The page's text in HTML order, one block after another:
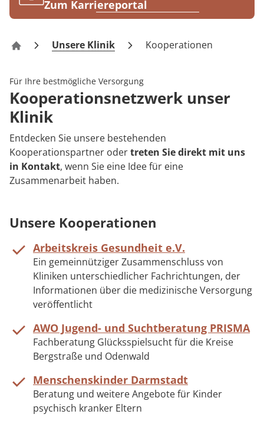
Blog
Karriere
Zum Karriereportal
Klinik Odenwald – Rehabilitation
Unsere Klinik Kooperationen
Für Ihre bestmögliche Versorgung
Kooperationsnetzwerk unser
Klinik
Entdecken Sie unsere bestehenden
Kooperationspartner odertreten Sie direkt mit uns
in Kontakt, wenn Sie eine Idee für eine
Zusammenarbeit haben.
Unsere Kooperationen
Arbeitskreis Gesundheit e.V.
Ein gemeinnütziger Zusammenschluss von
Kliniken unterschiedlicher Fachrichtungen, der
Informationen über die medizinische Versorgung
veröffentlicht
AWO Jugend- und Suchtberatung PRISMA
Fachberatung Glücksspielsucht für die Kreise
Bergstraße und Odenwald
Menschenskinder Darmstadt
Beratung und weitere Angebote für Kinder
psychisch kranker Eltern